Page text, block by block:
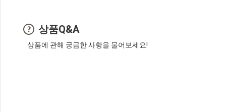
상품Q&A
상품에 관해 궁금한 사항을 물어보세요!